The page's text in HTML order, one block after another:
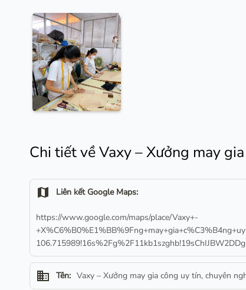
Chi tiết về Vaxy – Xưởng may
map Liên kết Google Maps:
https://www.google.com/maps/place/Vaxy+-
business Tên: Vaxy – Xưởng may gia công uy tín, chuyên